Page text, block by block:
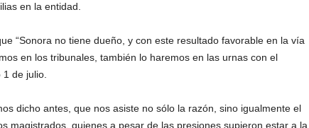
en la entidad.
“Sonora no tiene dueño, y con este resultado favorable en la vía
en los tribunales, también lo haremos en las urnas con el
de julio.
dicho antes, que nos asiste no sólo la razón, sino igualmente el
magistrados, quienes a pesar de las presiones supieron estar a la